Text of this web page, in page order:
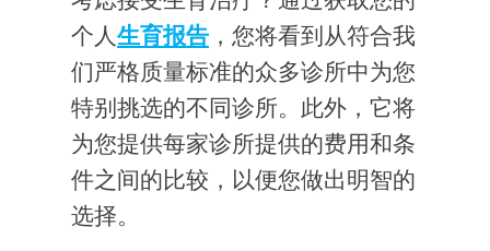
个人生育报告 ，您将看到从符合我
们严格质量标准的众多诊所中为您
特别挑选的不同诊所。此外，它将
为您提供每家诊所提供的费用和条
件之间的比较，以便您做出明智的
选择。